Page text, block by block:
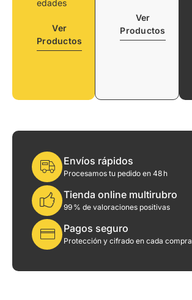
edades
Ver
Productos
Ver
Productos
Envíos rápidos
Procesamos tu pedido en 48 h
Tienda online multirubro
99 % de valoraciones positivas
Pagos seguro
Protección y cifrado en cada compra